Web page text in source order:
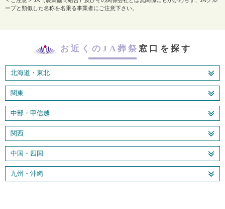
ープと類似した名称を名乗る事業者にご注意下さい。
お近くのJA葬祭 窓口を探す
北海道・東北
関東
中部・甲信越
関西
中国・四国
九州・沖縄